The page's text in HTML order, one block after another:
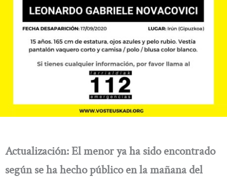
Actualización: El menor ya ha sido encontrado
según se ha hecho público en la mañana del